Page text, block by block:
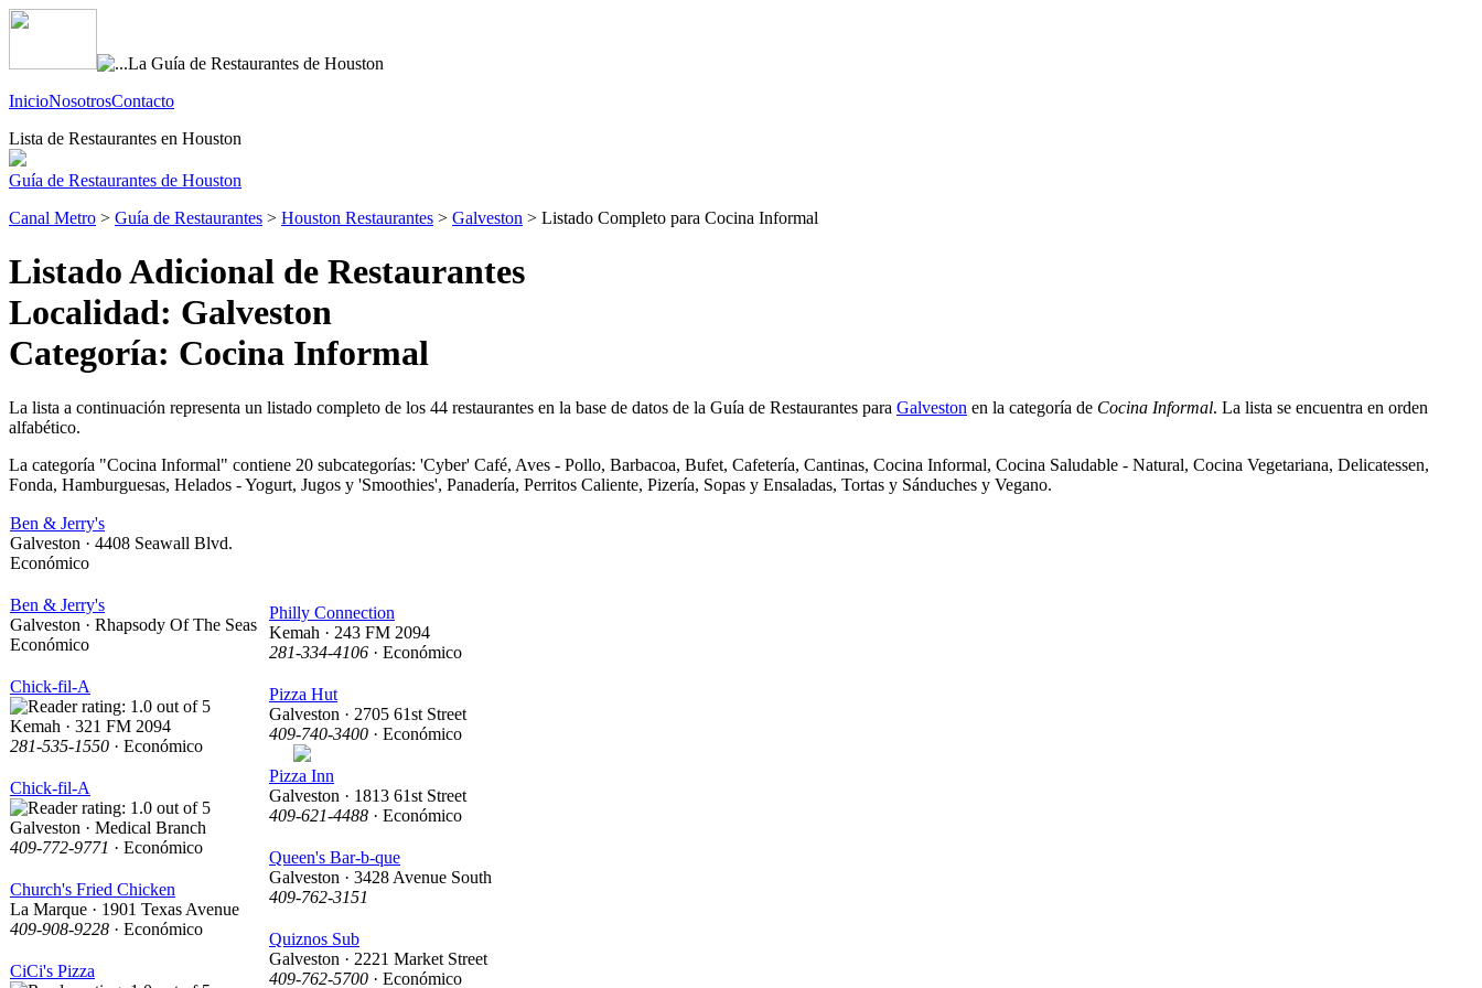
InicioNosotrosContacto
Lista de Restaurantes en Houston
Guía de Restaurantes de Houston
Canal Metro > Guía de Restaurantes > Houston Restaurantes > Galveston > Listado Completo para Cocina Informal
Listado Adicional de Restaurantes
Localidad: Galveston
Categoría: Cocina Informal
La lista a continuación representa un listado completo de los 44 restaurantes en la base de datos de la Guía de Restaurantes para Galveston en la categoría de Cocina Informal. La lista se encuentra en orden
alfabético.
La categoría "Cocina Informal" contiene 20 subcategorías: 'Cyber' Café, Aves - Pollo, Barbacoa, Bufet, Cafetería, Cantinas, Cocina Informal, Cocina Saludable - Natural, Cocina Vegetariana, Delicatessen,
Fonda, Hamburguesas, Helados - Yogurt, Jugos y 'Smoothies', Panadería, Perritos Caliente, Pizería, Sopas y Ensaladas, Tortas y Sánduches y Vegano.
Ben & Jerry's
Galveston · 4408 Seawall Blvd.
Económico
Ben & Jerry's
Galveston · Rhapsody Of The Seas
Económico
Chick-fil-A
Kemah · 321 FM 2094
281-535-1550 · Económico
Chick-fil-A
Galveston · Medical Branch
409-772-9771 · Económico
Church's Fried Chicken
La Marque · 1901 Texas Avenue
409-908-9228 · Económico
CiCi's Pizza
Philly Connection
Kemah · 243 FM 2094
281-334-4106 · Económico
Pizza Hut
Galveston · 2705 61st Street
409-740-3400 · Económico
Pizza Inn
Galveston · 1813 61st Street
409-621-4488 · Económico
Queen's Bar-b-que
Galveston · 3428 Avenue South
409-762-3151
Quiznos Sub
Galveston · 2221 Market Street
409-762-5700 · Económico